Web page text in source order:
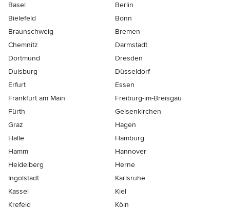
Basel
Berlin
Bielefeld
Bonn
Braunschweig
Bremen
Chemnitz
Darmstadt
Dortmund
Dresden
Duisburg
Düsseldorf
Erfurt
Essen
Frankfurt am Main
Freiburg-im-Breisgau
Fürth
Gelsenkirchen
Graz
Hagen
Halle
Hamburg
Hamm
Hannover
Heidelberg
Herne
Ingolstadt
Karlsruhe
Kassel
Kiel
Krefeld
Köln